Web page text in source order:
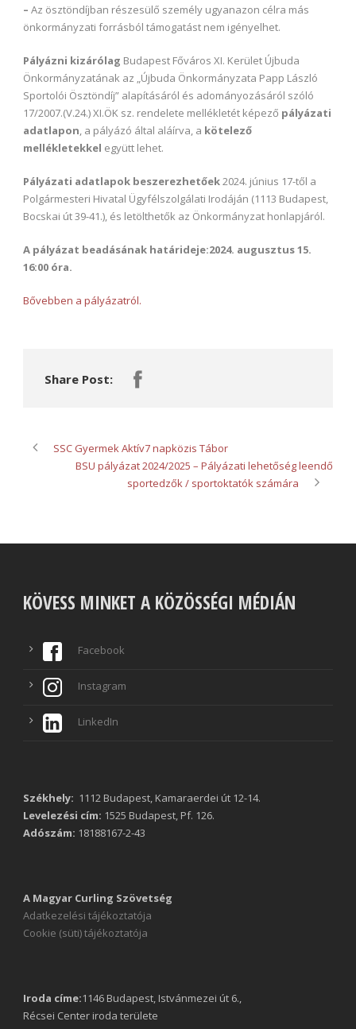
– Az ösztöndíjban részesülő személy ugyanazon célra más
önkormányzati forrásból támogatást nem igényelhet.
Pályázni kizárólag Budapest Főváros XI. Kerület Újbuda
Önkormányzatának az „Újbuda Önkormányzata Papp László
Sportolói Ösztöndíj” alapításáról és adományozásáról szóló
17/2007.(V.24.) XI.ÖK sz. rendelete mellékletét képező pályázati
adatlapon, a pályázó által aláírva, a kötelező
mellékletekkel együtt lehet.
Pályázati adatlapok beszerezhetőek2024. június 17-től a
Polgármesteri Hivatal Ügyfélszolgálati Irodáján (1113 Budapest,
Bocskai út 39-41.), és letölthetők az Önkormányzat honlapjáról.
A pályázat beadásának határideje:2024. augusztus 15.
16:00 óra.
Bővebben a pályázatról.
Share Post:
SSC Gyermek Aktív7 napközis Tábor
BSU pályázat 2024/2025 – Pályázati lehetőség leendő
sportedzők / sportoktatók számára
KÖVESS MINKET A KÖZÖSSÉGI MÉDIÁN
Facebook
Instagram
LinkedIn
Székhely: 1112 Budapest, Kamaraerdei út 12-14.
Levelezési cím: 1525 Budapest, Pf. 126.
Adószám: 18188167-2-43
A Magyar Curling Szövetség
Adatkezelési tájékoztatója
Cookie (süti) tájékoztatója
Iroda címe:1146 Budapest, Istvánmezei út 6.,
Récsei Center iroda területe